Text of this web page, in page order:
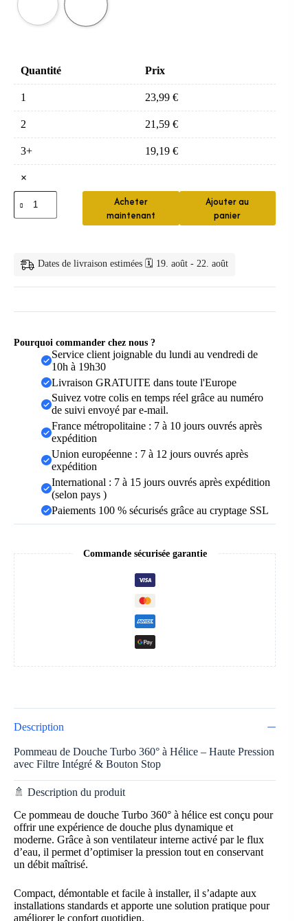
Quantité Prix
1 23,99 €
2 21,59 €
3+ 19,19 €
×
quantité
de
Pommeau
360°
Hélice
Acheter
maintenant
Ajouter au
panier
Dates de livraison estimées 🗓️ 19. août - 22. août
Pourquoi commander chez nous ?
Service client joignable du lundi au vendredi de
10h à 19h30
Livraison GRATUITE dans toute l'Europe
Suivez votre colis en temps réel grâce au numéro
de suivi envoyé par e-mail.
France métropolitaine : 7 à 10 jours ouvrés après
expédition
Union européenne : 7 à 12 jours ouvrés après
expédition
International : 7 à 15 jours ouvrés après expédition
(selon pays )
Paiements 100 % sécurisés grâce au cryptage SSL
Commande sécurisée garantie
Description
Pommeau de Douche Turbo 360° à Hélice – Haute Pression
avec Filtre Intégré & Bouton Stop
🚿 Description du produit
Ce pommeau de douche Turbo 360° à hélice est conçu pour
offrir une expérience de douche plus dynamique et
moderne. Grâce à son ventilateur interne activé par le flux
d’eau, il permet d’optimiser la pression tout en conservant
un débit maîtrisé.
Compact, démontable et facile à installer, il s’adapte aux
installations standards et apporte une solution pratique pour
améliorer le confort quotidien.